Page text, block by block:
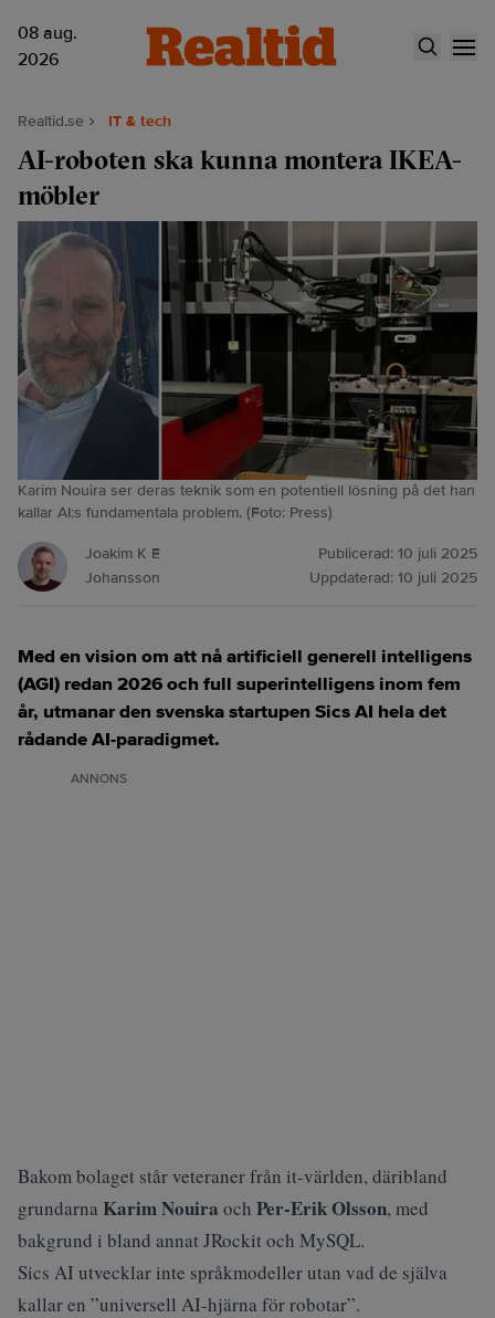
08 aug.
2026
Realtid.se IT & tech
AI-roboten ska kunna montera IKEA-
möbler
Karim Nouira ser deras teknik som en potentiell lösning på det han
kallar AI:s fundamentala problem. (Foto: Press)
Joakim K E
Johansson
Publicerad: 10 juli 2025
Uppdaterad: 10 juli 2025
Med en vision om att nå artificiell generell intelligens
(AGI) redan 2026 och full superintelligens inom fem
år, utmanar den svenska startupen Sics AI hela det
rådande AI-paradigmet.
ANNONS
Bakom bolaget står veteraner från it-världen, däribland
grundarna Karim Nouira och Per-Erik Olsson, med
bakgrund i bland annat JRockit och MySQL.
Sics AI utvecklar inte språkmodeller utan vad de själva
kallar en ”universell AI-hjärna för robotar”.